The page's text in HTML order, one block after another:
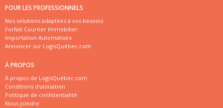
POUR LES PROFESSIONNELS
Nos solutions adaptées à vos besoins
Forfait Courtier Immobilier
Importation Automatisée
Annoncer sur LogisQuébec.com
À PROPOS
À propos de LogisQuébec.com
Conditions d'utilisation
Politique de confidentialité
Nous joindre